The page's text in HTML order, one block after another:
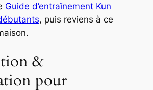
Guide d’entraînement Kun
, puis reviens à ce
&
pour